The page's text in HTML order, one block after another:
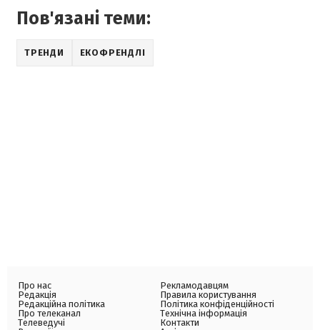
Пов'язані теми:
ТРЕНДИ ЕКОФРЕНДЛІ
Про нас
Редакція
Редакційна політика
Про телеканал
Телеведучі
Рекламодавцям
Правила користування
Політика конфіденційності
Технічна інформація
Контакти